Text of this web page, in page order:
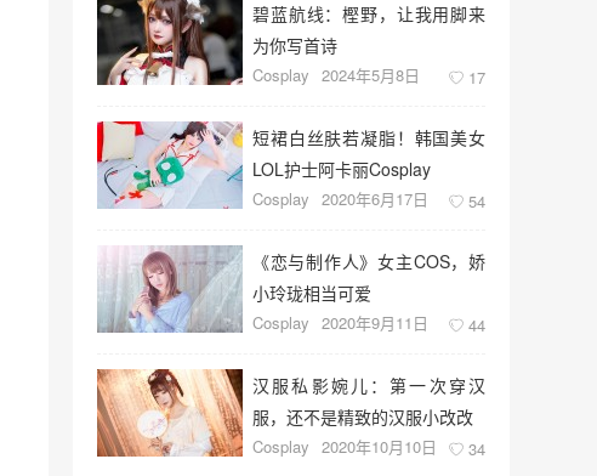
碧蓝航线：樫野，让我用脚来
为你写首诗
Cosplay 2024年5月8日 17
短裙白丝肤若凝脂！韩国美女
LOL护士阿卡丽Cosplay
Cosplay 2020年6月17日 54
《恋与制作人》女主COS，娇
小玲珑相当可爱
Cosplay 2020年9月11日 44
汉服私影婉儿：第一次穿汉
服，还不是精致的汉服小改改
Cosplay 2020年10月10日 34